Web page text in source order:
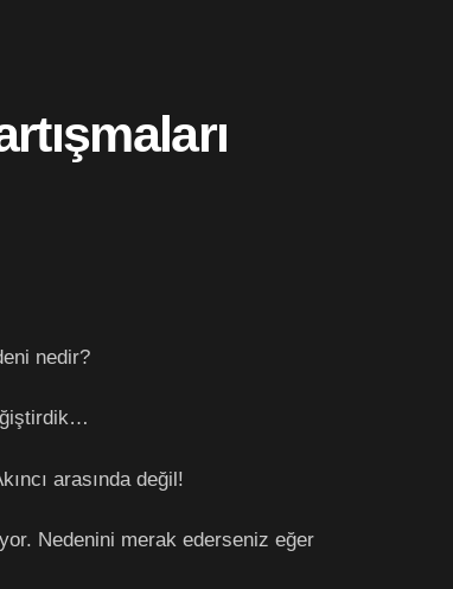
nedir?
arasında değil!
Nedenini merak ederseniz eğer